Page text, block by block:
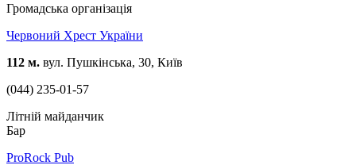
Громадська організація
Червоний Хрест України
112 м. вул. Пушкінська, 30, Київ
(044) 235-01-57
Літній майданчик
Бар
ProRock Pub